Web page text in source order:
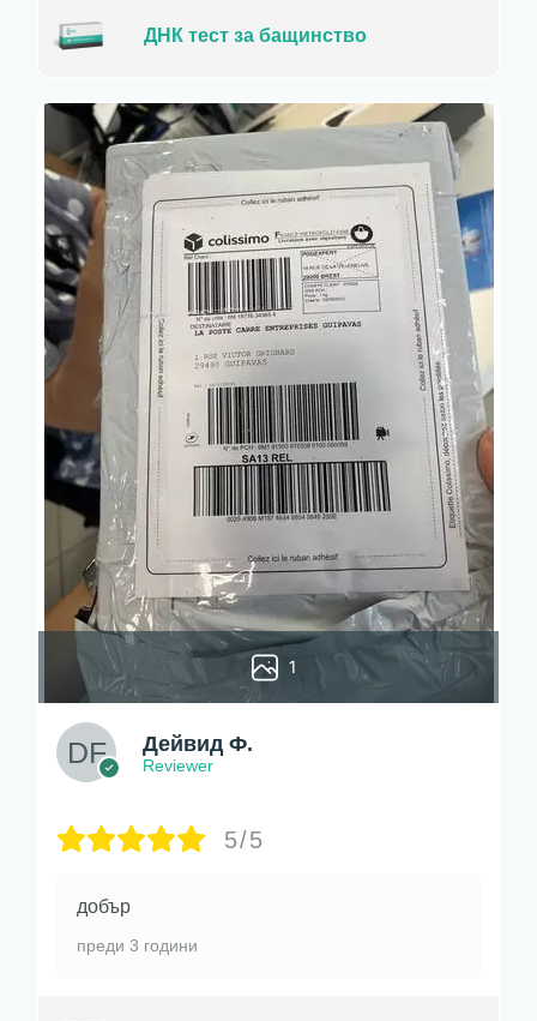
ДНК тест за бащинство
1
Дейвид Ф.
Reviewer
5/5
добър
преди 3 години